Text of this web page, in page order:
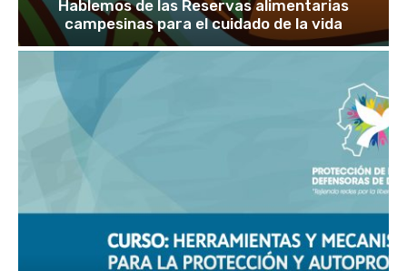
Hablemos de las Reservas alimentarias
campesinas para el cuidado de la vida